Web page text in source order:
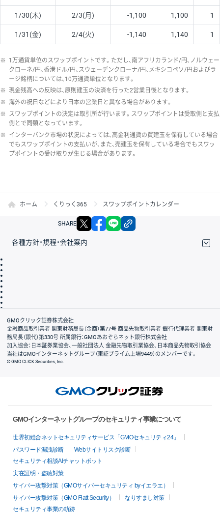
1/30(木) 2/3(月) -1,100 1,100 1
1/31(金) 2/4(火) -1,140 1,140 1
※ 1万通貨単位のスワップポイントです。ただし、南アフリカランド/円、ノルウェー
クローネ/円、香港ドル/円、スウェーデンクローナ/円、メキシコペソ/円およびラ
ージ銘柄については、10万通貨単位となります。
※ 現金残高への反映は、原則建玉の決済を行った2営業日後となります。
※ 海外の祝日などにより日本の営業日と異なる場合があります。
※ スワップポイントの決定は取引所が行います。スワップポイントは受取側と支払
側とで同額となっています。
※ インターバンク市場の状況によっては、高金利通貨の買建玉を保有している場合
でもスワップポイントの支払いが、また、売建玉を保有している場合でもスワッ
プポイントの受け取りが生じる場合があります。
ホーム くりっく365 スワップポイントカレンダー
SHARE X facebook
各種方針・規程・会社案内
会社案内
GMOクリック証券株式会社
金融商品取引業者 関東財務局長（金商）第77号 商品先物取引業者 銀行代理業者 関東財
務局長（銀代）第330号 所属銀行：GMOあおぞらネット銀行株式会社
加入協会：日本証券業協会、一般社団法人 金融先物取引業協会、日本商品先物取引協会
当社はGMOインターネットグループ（東証プライム上場9449）のメンバーです。
© GMO CLICK Securities, Inc.
GMOインターネットグループのセキュリティ事業について
世界初総合ネットセキュリティサービス「GMOセキュリティ24」
パスワード漏洩診断
Webサイトリスク診断
セキュリティ相談AIチャットボット
実在証明・盗聴対策
サイバー攻撃対策（GMOサイバーセキュリティ byイエラエ）
サイバー攻撃対策（GMO Flatt Security）
なりすまし対策
セキュリティ事業の軌跡